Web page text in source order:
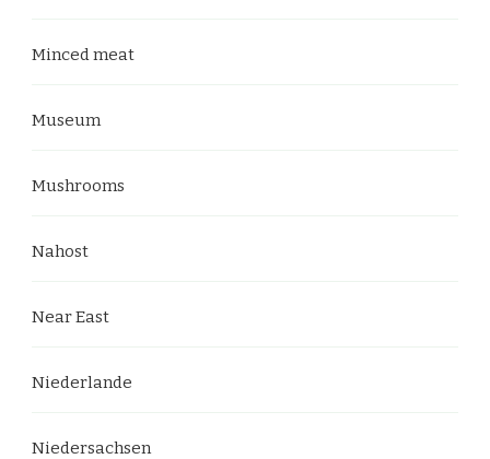
Minced meat
Museum
Mushrooms
Nahost
Near East
Niederlande
Niedersachsen